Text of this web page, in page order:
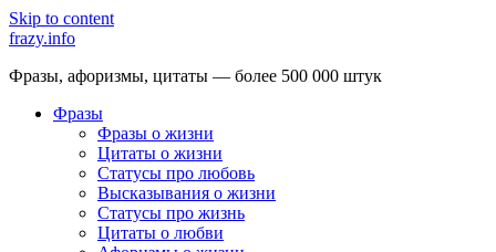
Skip to content
frazy.info
Фразы, афоризмы, цитаты — более 500 000 штук
Фразы
Фразы о жизни
Цитаты о жизни
Статусы про любовь
Высказывания о жизни
Статусы про жизнь
Цитаты о любви